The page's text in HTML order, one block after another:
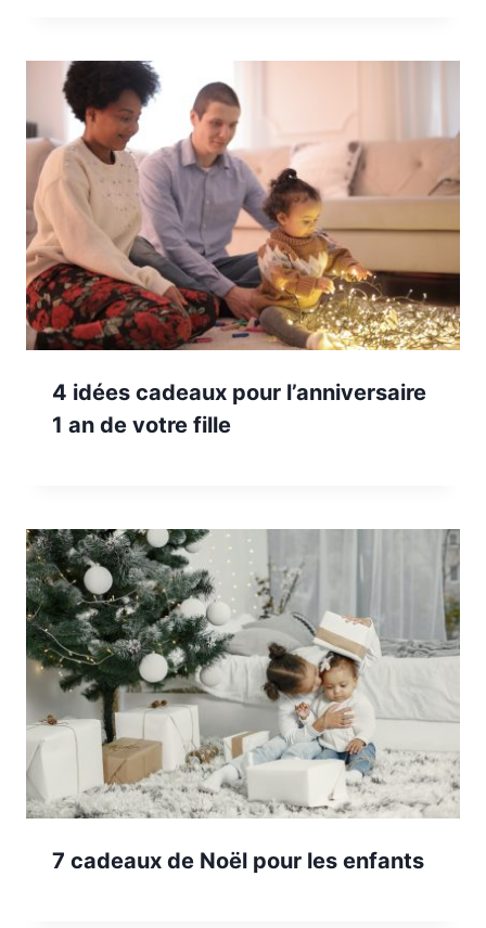
4 idées cadeaux pour l’anniversaire
1 an de votre fille
7 cadeaux de Noël pour les enfants